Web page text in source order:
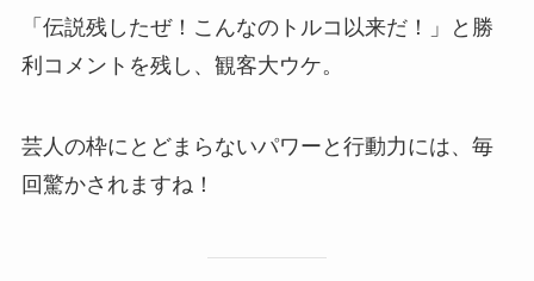
「伝説残したぜ！こんなのトルコ以来だ！」と勝
利コメントを残し、観客大ウケ。
芸人の枠にとどまらないパワーと行動力には、毎
回驚かされますね！